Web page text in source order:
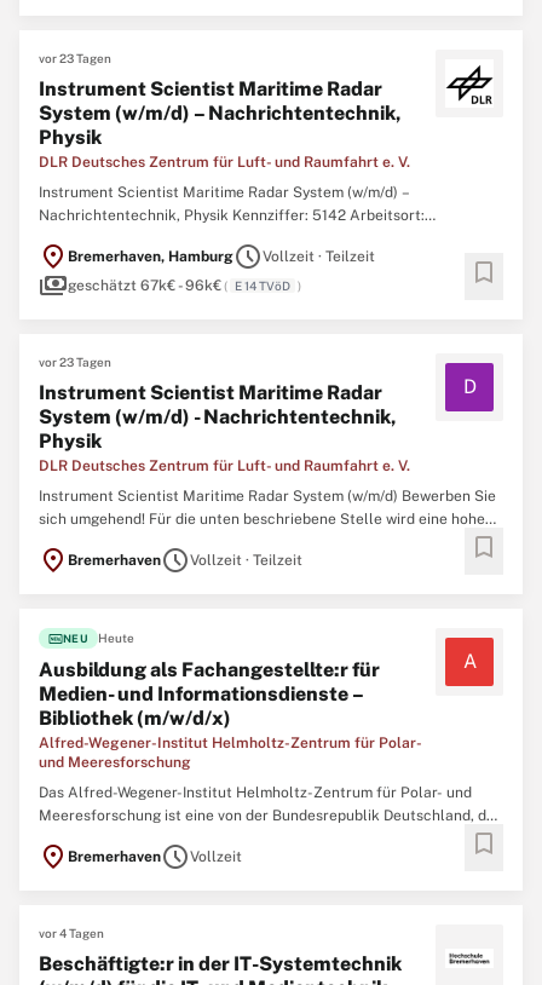
vor 23 Tagen
Instrument Scientist Maritime Radar
System (w/m/d) – Nachrichtentechnik,
Physik
DLR Deutsches Zentrum für Luft- und Raumfahrt e. V.
Instrument Scientist Maritime Radar System (w/m/d) –
Nachrichtentechnik, Physik Kennziffer: 5142 Arbeitsort:
& Absolventen, Berufserfahrene, Promotion Beschäftigungsgrad:
Teilzeit, Vollzeit Dauer der Beschäftigung: Zunächst befristet auf ...
location_on Bremerhaven, HamburgscheduleVollzeit · Teilzeit
paymentsgeschätzt 67k€ - 96k€( E 14 TVöD ) bookmark
vor 23 Tagen
Instrument Scientist Maritime Radar
System (w/m/d) - Nachrichtentechnik,
Physik
DLR Deutsches Zentrum für Luft- und Raumfahrt e. V.
D
Instrument Scientist Maritime Radar System (w/m/d) Bewerben Sie
sich umgehend! Für die unten beschriebene Stelle wird eine hohe
Einsendung Ihres Lebenslaufs. - Nachrichtentechnik, Physik
location_on BremerhavenscheduleVollzeit · Teilzeit bookmark
fiber_newNEU Heute
Ausbildung als Fachangestellte:r für
Medien- und Informationsdienste –
Bibliothek (m/w/d/x)
Alfred-Wegener-Institut Helmholtz-Zentrum für Polar-
und Meeresforschung
A
Das Alfred-Wegener-Institut Helmholtz-Zentrum für Polar- und
Meeresforschung ist eine von der Bundesrepublik Deutschland, der
Schleswig-Holstein und Niedersachsen getragene
location_on BremerhavenscheduleVollzeit bookmark
vor 4 Tagen
Beschäftigte:r in der IT-Systemtechnik